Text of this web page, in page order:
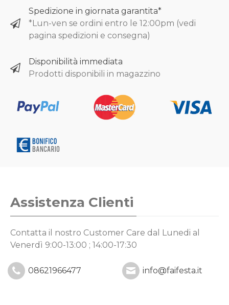
Spedizione in giornata garantita*
*Lun-ven se ordini entro le 12:00pm (vedi
pagina spedizioni e consegna)
Disponibilità immediata
Prodotti disponibili in magazzino
Assistenza Clienti
Contatta il nostro Customer Care dal Lunedi al
Venerdì 9:00-13:00 ; 14:00-17:30
08621966477 info@faifesta.it